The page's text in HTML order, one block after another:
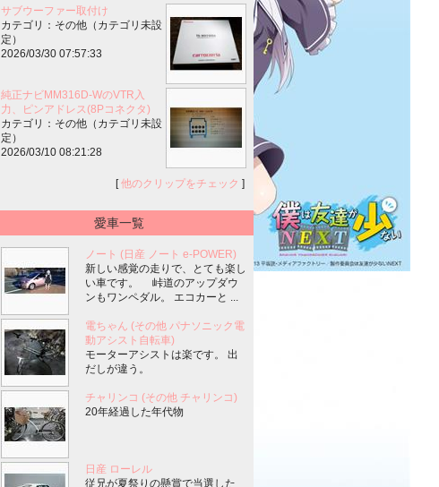
サブウーファー取付け
カテゴリ：その他（カテゴリ未設
定）
2026/03/30 07:57:33
純正ナビMM316D-WのVTR入
力、ピンアドレス(8Pコネクタ)
カテゴリ：その他（カテゴリ未設
定）
2026/03/10 08:21:28
[他のクリップをチェック ]
愛車一覧
ノート (日産 ノート e-POWER)
新しい感覚の走りで、とても楽し
い車です。 峠道のアップダウ
ンもワンペダル。 エコカーと ...
電ちゃん (その他 パナソニック電
動アシスト自転車)
モーターアシストは楽です。 出
だしが違う。
チャリンコ (その他 チャリンコ)
20年経過した年代物
日産 ローレル
従兄が夏祭りの懸賞で当選した